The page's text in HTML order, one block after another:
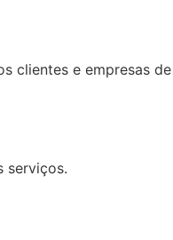
clientes e empresas de
serviços.